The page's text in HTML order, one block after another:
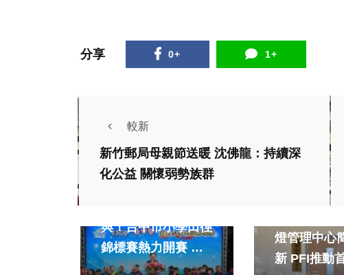
分享 0+ 1+
較新
新竹郵局母親節送暖 沈佛龍：持續深
化公益 關懷弱勢族群
政治 運動
文教
與！台中市小學田徑
錦標賽熱力開賽 教
育局期勉展現實力
林獻元
生活
燈管理中心
新 PFI推動首日完修